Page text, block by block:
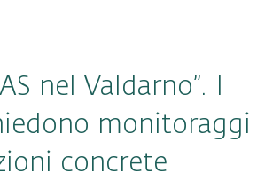
nel Valdarno”. I
monitoraggi
concrete